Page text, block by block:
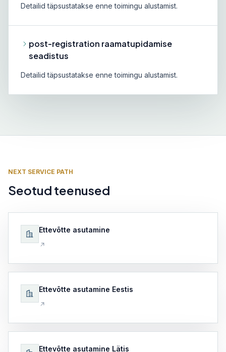
Detailid täpsustatakse enne toimingu alustamist.
post-registration raamatupidamise
seadistus
Detailid täpsustatakse enne toimingu alustamist.
NEXT SERVICE PATH
Seotud teenused
Ettevõtte asutamine
Ettevõtte asutamine Eestis
Ettevõtte asutamine Lätis